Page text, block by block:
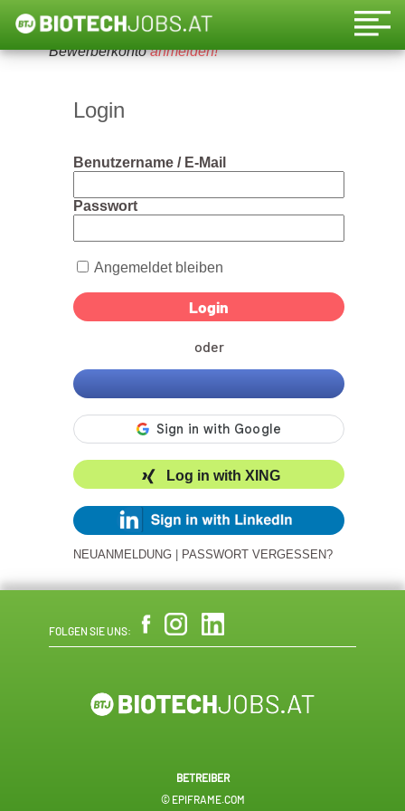
Um diese Funktion nutzen zu können, bitte ein
Bewerberkontoanmelden!
Login
Benutzername / E-Mail
Passwort
Angemeldet bleiben
oder
Log in with XING
NEUANMELDUNG PASSWORT VERGESSEN?
FOLGEN SIE UNS:
BETREIBER
© EPIFRAME.COM